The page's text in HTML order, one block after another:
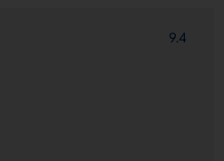
9.4